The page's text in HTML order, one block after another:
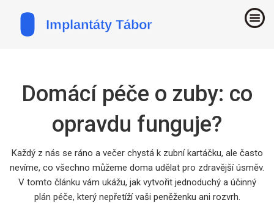
Domácí péče o zuby: co
opravdu funguje?
Každý z nás se ráno a večer chystá k zubní kartáčku, ale často
nevíme, co všechno můžeme doma udělat pro zdravější úsměv.
V tomto článku vám ukážu, jak vytvořit jednoduchý a účinný
plán péče, který nepřetíží vaši peněženku ani rozvrh.